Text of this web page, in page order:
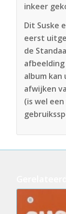
inkeer
Dit Suske
eerst
de
afbeelding
album kan
afwijken
(is wel